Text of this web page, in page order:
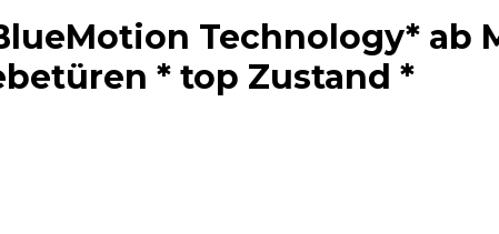
Technology* ab
* top Zustand *